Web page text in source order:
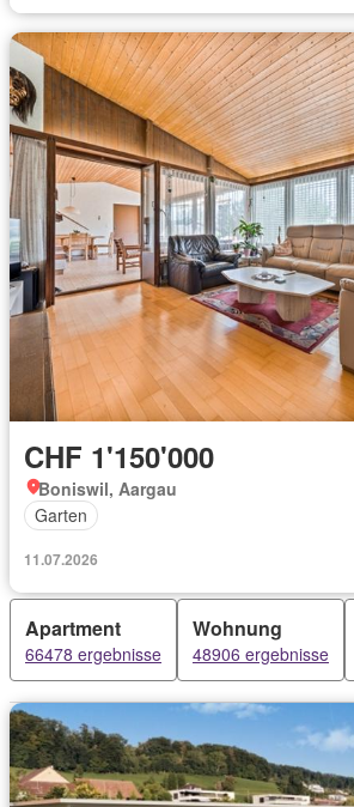
CHF 1'150'000
Boniswil, Aargau
Garten
11.07.2026
Apartment
66478 ergebnisse
Wohnung
48906 ergebnisse